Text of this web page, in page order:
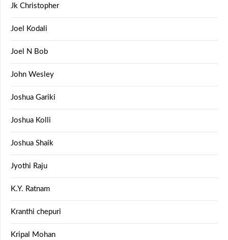
Jk Christopher
Joel Kodali
Joel N Bob
John Wesley
Joshua Gariki
Joshua Kolli
Joshua Shaik
Jyothi Raju
K.Y. Ratnam
Kranthi chepuri
Kripal Mohan